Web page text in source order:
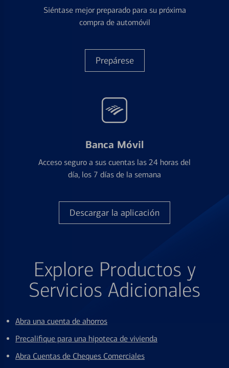
Siéntase mejor preparado para su próxima
compra de automóvil
Prepárese
Banca Móvil
Acceso seguro a sus cuentas las 24 horas del
día, los 7 días de la semana
Descargar la aplicación
Explore Productos y
Servicios Adicionales
Abra una cuenta de ahorros
Precalifique para una hipoteca de vivienda
Abra Cuentas de Cheques Comerciales